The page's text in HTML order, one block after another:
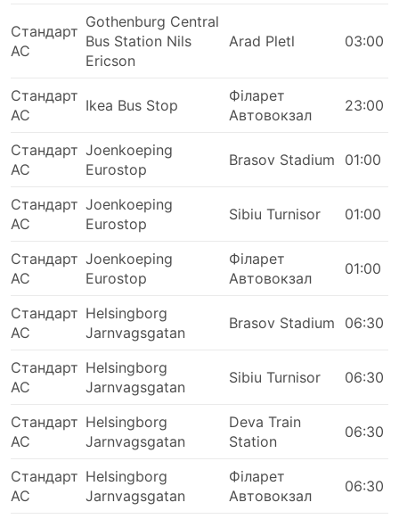
Подорож Автобусом: Плюси та
Мінуси
Плюси Подорожі Автобусом
дістатися місць, які не з'єднані залізницею або
авіасполученням. Мережа автобусних
ці маршрути є добре і давно відпрацьованими.
На відміну від авіаперельотів (та іноді
залізничних подорожей), поїздка автобусом не
вимагає прибуття на автовокзал заздалегідь.
Реєстрація навіть на міжнародні рейси не
займає багато часу. Норми перевезення багажу
зазвичай дуже зручні для мандрівників, а плата
переважно не дуже висока.
Автобусні квитки також можуть бути
або швидкісний потяг. Завжди є вибір класів
квитка на будь-який гаманець. Дешевші
стандартні варіанти можуть бути трохи
повільними й не пропонувати максимального
комфорту, але в будь-якому випадку вони
Стандарт
АС
Gothenburg Central
Bus Station Nils
Ericson
Arad Pletl 03:00
Стандарт
АС
Ikea Bus Stop
Філарет
Автовокзал
23:00
Стандарт
АС
Joenkoeping
Eurostop
Brasov Stadium 01:00
Стандарт
АС
Joenkoeping
Eurostop
Sibiu Turnisor 01:00
Стандарт
АС
Joenkoeping
Eurostop
Філарет
Автовокзал
01:00
Стандарт
АС
Helsingborg
Jarnvagsgatan
Brasov Stadium 06:30
Стандарт
АС
Helsingborg
Jarnvagsgatan
Sibiu Turnisor 06:30
Стандарт
АС
Helsingborg
Jarnvagsgatan
Deva Train
Station
06:30
Стандарт
АС
Helsingborg
Jarnvagsgatan
Філарет
Автовокзал
06:30